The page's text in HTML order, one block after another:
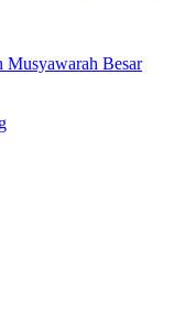
Besar